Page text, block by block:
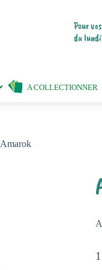
Pour
du lundi
A COLLECTIONNER
Amarok